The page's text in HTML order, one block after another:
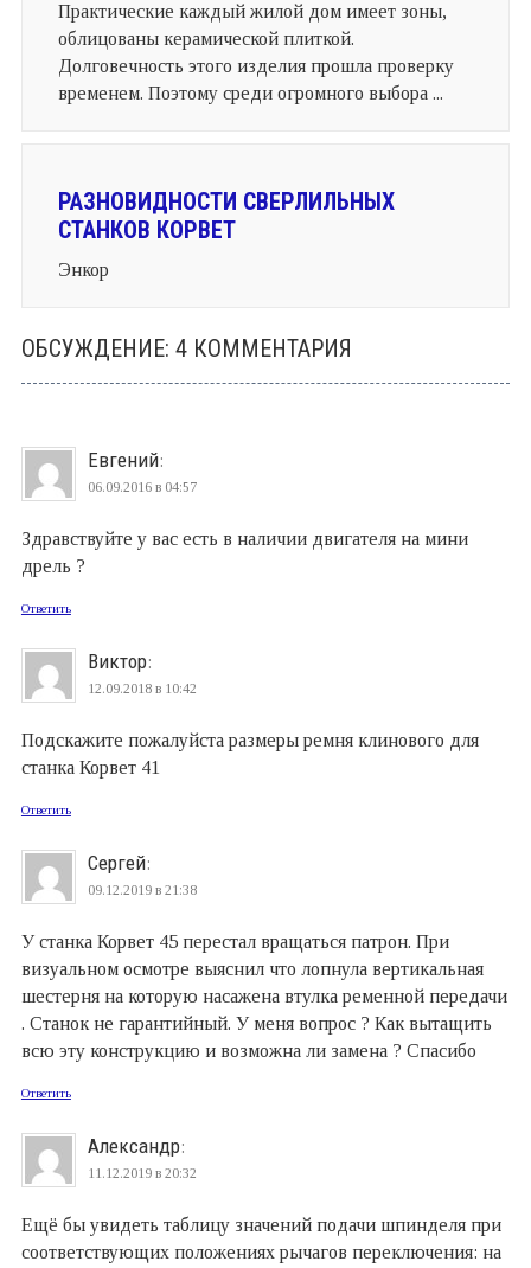
Практические каждый жилой дом имеет зоны,
облицованы керамической плиткой.
Долговечность этого изделия прошла проверку
временем. Поэтому среди огромного выбора ...
РАЗНОВИДНОСТИ СВЕРЛИЛЬНЫХ
СТАНКОВ КОРВЕТ
Энкор
ОБСУЖДЕНИЕ: 4 КОММЕНТАРИЯ
Евгений:
06.09.2016 в 04:57
Здравствуйте у вас есть в наличии двигателя на мини
дрель ?
Ответить
Виктор:
12.09.2018 в 10:42
Подскажите пожалуйста размеры ремня клинового для
станка Корвет 41
Ответить
Сергей:
09.12.2019 в 21:38
У станка Корвет 45 перестал вращаться патрон. При
визуальном осмотре выяснил что лопнула вертикальная
шестерня на которую насажена втулка ременной передачи
. Станок не гарантийный. У меня вопрос ? Как вытащить
всю эту конструкцию и возможна ли замена ? Спасибо
Ответить
Александр:
11.12.2019 в 20:32
Ещё бы увидеть таблицу значений подачи шпинделя при
соответствующих положениях рычагов переключения: на